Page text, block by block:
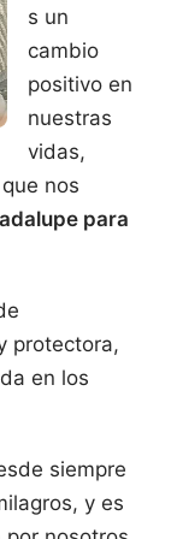
s un
cambio
positivo en
nuestras
vidas,
nos
para
protectora,
en los
siempre
y es